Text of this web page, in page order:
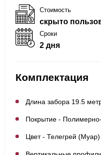
Стоимость
скрыто
Сроки
2 дня
Комплектация
Длина забора 19.5
Покрытие -
Цвет - Телегрей (Муар)